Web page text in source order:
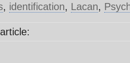
, identification, Lacan,